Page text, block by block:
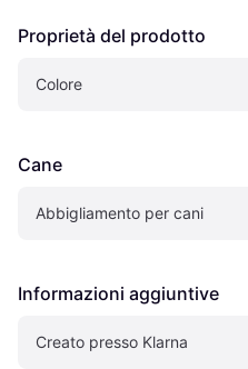
Proprietà del prodotto
Colore
Cane
Abbigliamento per cani
Informazioni aggiuntive
Creato presso Klarna